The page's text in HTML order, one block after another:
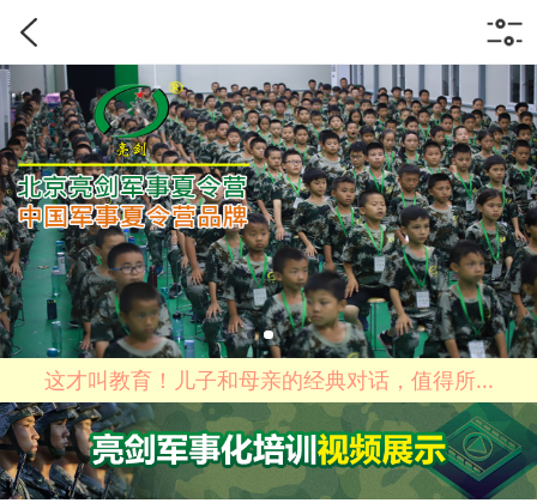
这才叫教育！儿子和母亲的经典对话，值得所...